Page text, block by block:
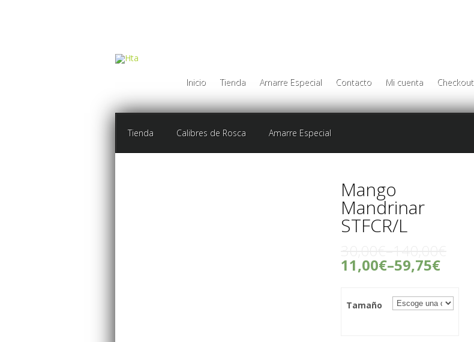
Inicio Tienda Amarre Especial Contacto Mi cuenta Checkout
Tienda Calibres de Rosca Amarre Especial
Mango
Mandrinar
STFCR/L
11,00€–59,75€
Tamaño